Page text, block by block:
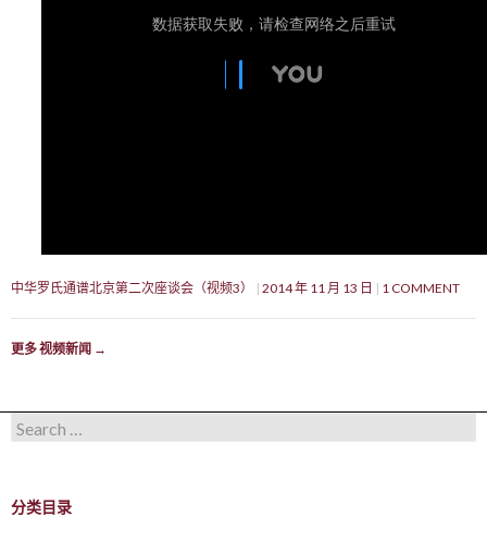
中华罗氏通谱北京第二次座谈会（视频3） 2014 年 11 月 13 日 1 COMMENT
更多 视频新闻 →
Search for:
分类目录